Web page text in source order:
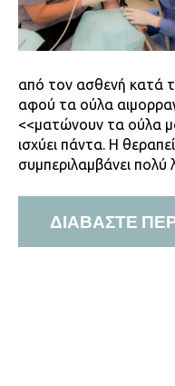
από τον ασθενή κατά
αφού τα ούλα
<<ματώνουν τα ούλα
ισχύει πάντα. Η
συμπεριλαμβάνει
ΔΙΑΒΑΣΤΕ